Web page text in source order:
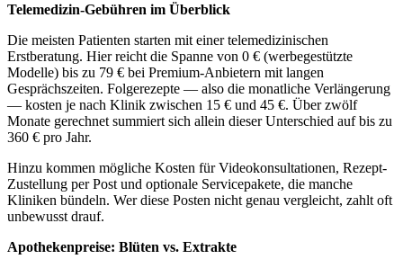
Telemedizin-Gebühren im Überblick
Die meisten Patienten starten mit einer telemedizinischen
Erstberatung. Hier reicht die Spanne von 0 € (werbegestützte
Modelle) bis zu 79 € bei Premium-Anbietern mit langen
Gesprächszeiten. Folgerezepte — also die monatliche Verlängerung
— kosten je nach Klinik zwischen 15 € und 45 €. Über zwölf
Monate gerechnet summiert sich allein dieser Unterschied auf bis zu
360 € pro Jahr.
Hinzu kommen mögliche Kosten für Videokonsultationen, Rezept-
Zustellung per Post und optionale Servicepakete, die manche
Kliniken bündeln. Wer diese Posten nicht genau vergleicht, zahlt oft
unbewusst drauf.
Apothekenpreise: Blüten vs. Extrakte